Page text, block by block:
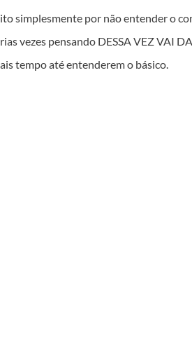
simplesmente por não entender o
vezes pensando DESSA VEZ VAI
tempo até entenderem o básico.